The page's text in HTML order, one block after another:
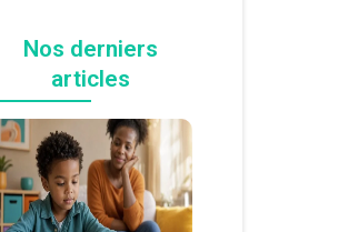
Nos derniers
articles